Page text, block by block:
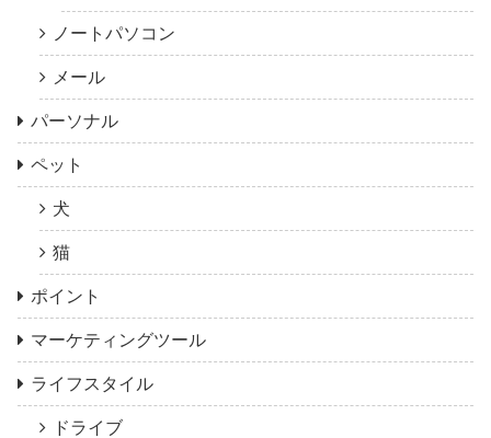
ノートパソコン
メール
パーソナル
ペット
犬
猫
ポイント
マーケティングツール
ライフスタイル
ドライブ